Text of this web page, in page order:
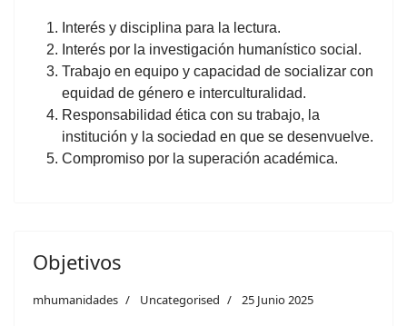
Interés y disciplina para la lectura.
Interés por la investigación humanístico social.
Trabajo en equipo y capacidad de socializar con
equidad de género e interculturalidad.
Responsabilidad ética con su trabajo, la
institución y la sociedad en que se desenvuelve.
Compromiso por la superación académica.
Objetivos
mhumanidades Uncategorised 25 Junio 2025